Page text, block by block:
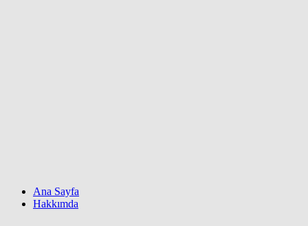
Ana Sayfa
Hakkımda